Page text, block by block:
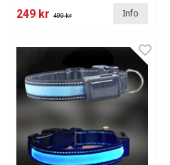
249 kr 499 kr Info